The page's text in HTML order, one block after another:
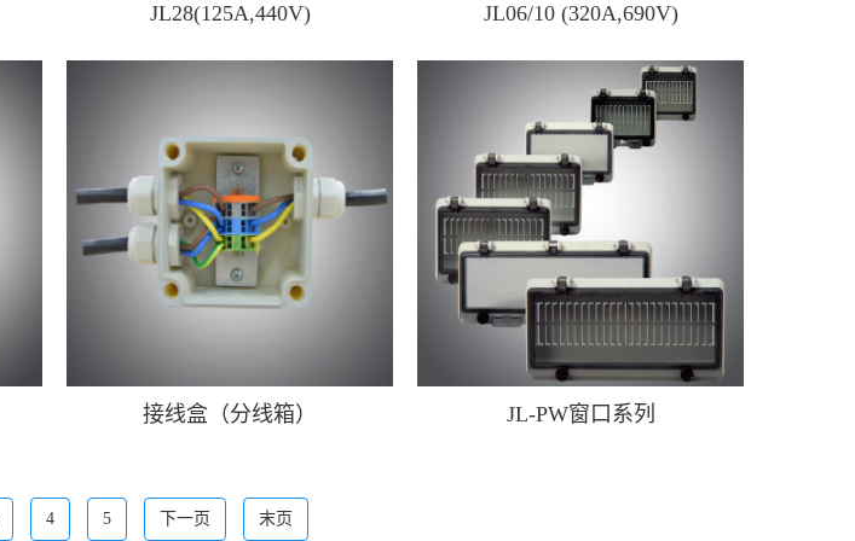
JL28(125A,440V) JL06/10 (320A,690V)
接线盒（分线箱） JL-PW窗口系列
4 5 下一页 末页